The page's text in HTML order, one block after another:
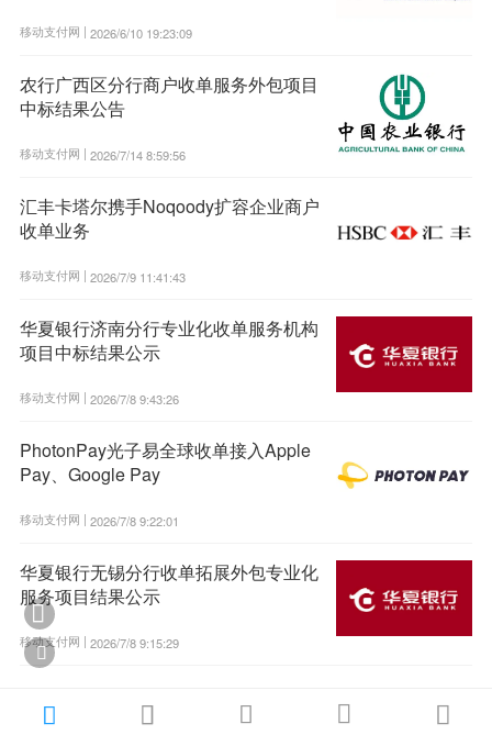
移动支付网 | 2026/6/10 19:23:09
农行广西区分行商户收单服务外包项目
中标结果公告
移动支付网 | 2026/7/14 8:59:56
汇丰卡塔尔携手Noqoody扩容企业商户
收单业务
移动支付网 | 2026/7/9 11:41:43
华夏银行济南分行专业化收单服务机构
项目中标结果公示
移动支付网 | 2026/7/8 9:43:26
PhotonPay光子易全球收单接入Apple
Pay、Google Pay
移动支付网 | 2026/7/8 9:22:01
华夏银行无锡分行收单拓展外包专业化
服务项目结果公示
移动支付网 | 2026/7/8 9:15:29
    

